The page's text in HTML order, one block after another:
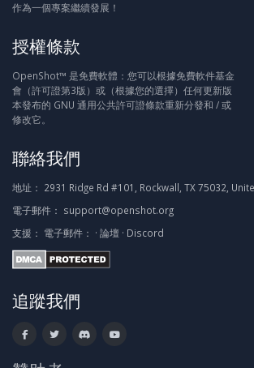
作為一個專案繼續發展！
授權條款
OpenShot™ 是免費軟體：您可以根據免費軟件基金
會（許可證第3版）或（根據您的選擇）任何更新版
本發布的 GNU 通用公共許可證條款重新分發和 / 或
修改它。
聯絡我們
地址： 2931 Ridge Rd #101, Rockwall, TX 75032,
電子郵件： support@openshot.org
支援： 電子郵件： · 論壇 · Discord
追蹤我們